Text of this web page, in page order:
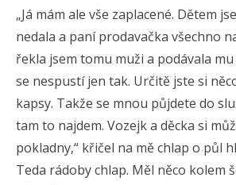
„Já mám ale vše zaplacené. Dětem
nedala a paní prodavačka všechno
řekla jsem tomu muži a podávala
se nespustí jen tak. Určitě jste si
kapsy. Takže se mnou půjdete do
tam to najdem. Vozejk a děcka si
pokladny,“ křičel na mě chlap o půl
Teda rádoby chlap. Měl něco kolem